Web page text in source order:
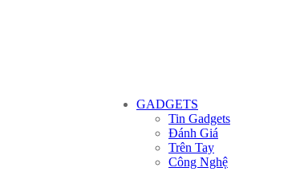
GADGETS
Tin Gadgets
Đánh Giá
Trên Tay
Công Nghệ